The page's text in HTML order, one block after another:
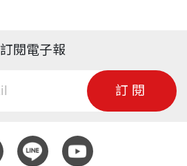
個人格，以及其他人的四大人
深入探索這些見解，並在你身
〈我們的完美、完整、美麗〉
，演講並未達成我其中一項目
的我們，可以體認到你我都是
彼此相連；我也期盼，我們對
加尊重、更加友善。但是過去
in/aemiliaycl
訂閱電子報
訂閱